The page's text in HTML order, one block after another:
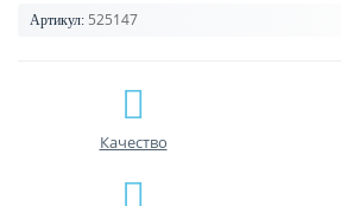
Артикул: 525147
Качество